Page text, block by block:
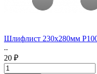
Шлифлист 230х280мм
..
20 ₽